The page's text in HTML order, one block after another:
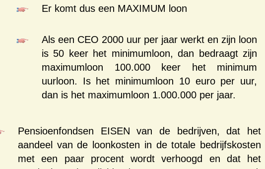
Er komt dus een MAXIMUM loon
Als een CEO 2000 uur per jaar werkt en zijn loon
is 50 keer het minimumloon, dan bedraagt zijn
maximumloon 100.000 keer het minimum
uurloon. Is het minimumloon 10 euro per uur,
dan is het maximumloon 1.000.000 per jaar.
Pensioenfondsen EISEN van de bedrijven, dat het
aandeel van de loonkosten in de totale bedrijfskosten
met een paar procent wordt verhoogd en dat het